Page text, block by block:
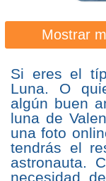
Mostrar
Si eres el
Luna. O
algún buen
luna de
una foto
tendrás el
astronauta.
necesidad